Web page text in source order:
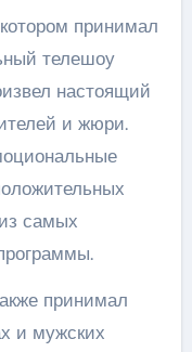
принимал
телешоу
настоящий
и жюри.
самых
принимал
и мужских